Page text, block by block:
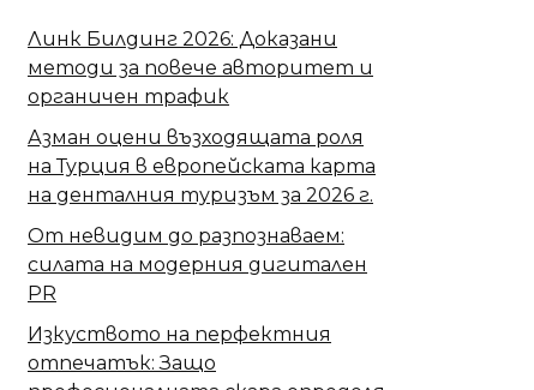
Линк Билдинг 2026: Доказани
методи за повече авторитет и
органичен трафик
Азман оцени възходящата роля
на Турция в европейската карта
на денталния туризъм за 2026 г.
От невидим до разпознаваем:
силата на модерния дигитален
PR
Изкуството на перфектния
отпечатък: Защо